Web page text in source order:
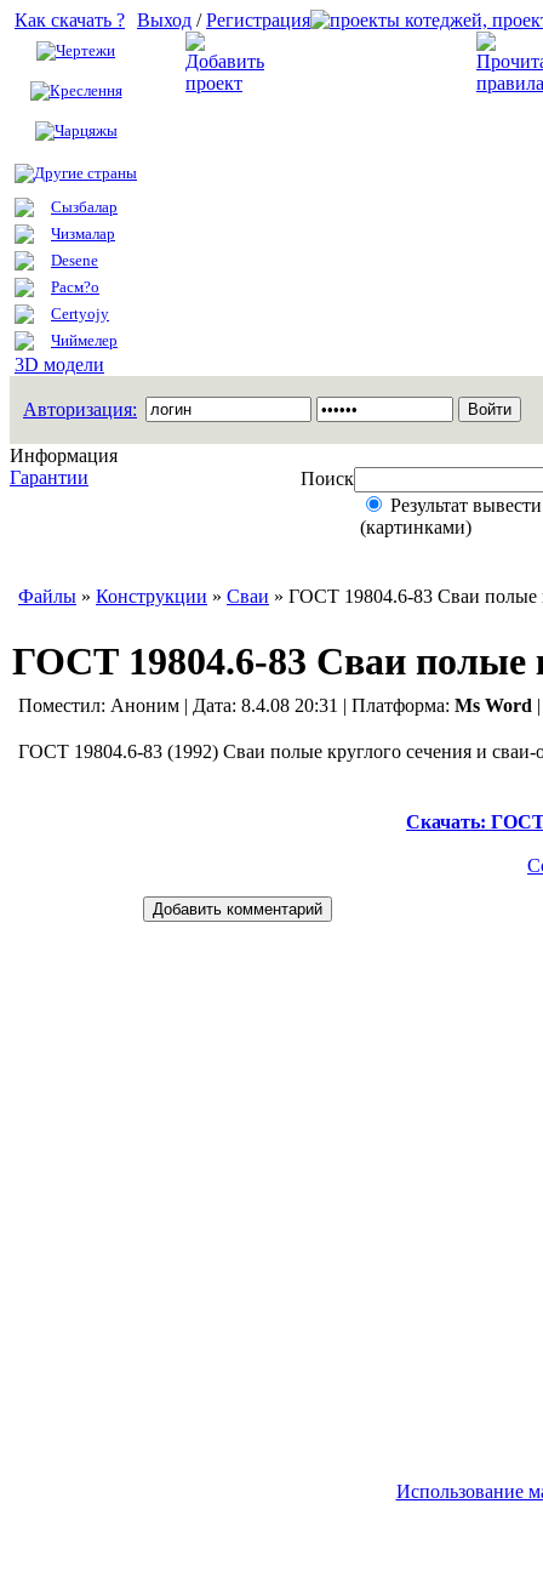
Как скачать ?
Чертежи
Креслення
Чарцяжы
Другие страны
Сызбалар
Чизмалар
Desene
Расм?о
Certyojy
Чиймелер
3D модели
Выход /Регистрация
Авторизация:
Информация
Гарантии
Поиск
Результат
(картинками)
Файлы » Конструкции » Сваи » ГОСТ 19804.6-83 Сваи полые
ГОСТ 19804.6-83 Сваи полые
Поместил: Аноним | Дата: 8.4.08 20:31 | Платформа: Ms Word
ГОСТ 19804.6-83 (1992) Сваи полые круглого сечения и
Скачать: ГОСТ
Использование